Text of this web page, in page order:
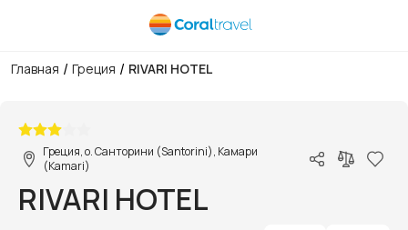
Главная / Греция / RIVARI HOTEL
Греция, о. Санторини (Santorini), Камари
(Kamari)
RIVARI HOTEL